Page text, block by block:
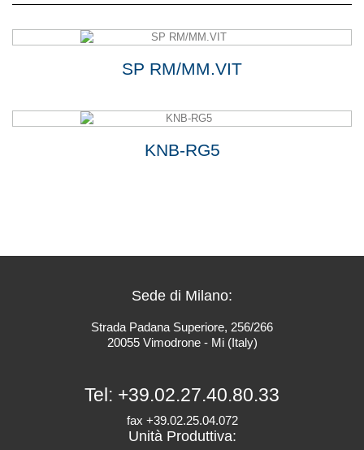
SP RM/MM.VIT
KNB-RG5
Sede di Milano:
Strada Padana Superiore, 256/266
20055 Vimodrone - Mi (Italy)
Tel: +39.02.27.40.80.33
fax +39.02.25.04.072
Unità Produttiva: